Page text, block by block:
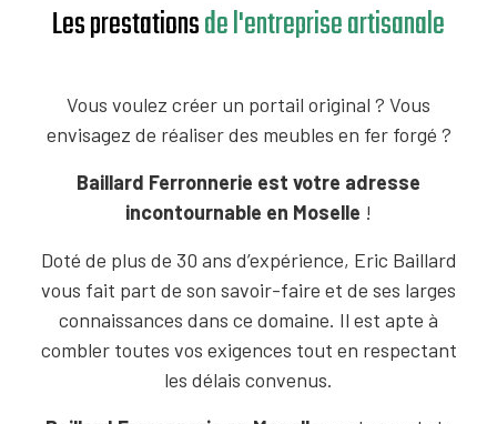
Les prestationsde l'entreprise artisanale
Vous voulez créer un portail original ? Vous
envisagez de réaliser des meubles en fer forgé ?
Baillard Ferronnerie est votre adresse
incontournable en Moselle !
Doté de plus de 30 ans d’expérience, Eric Baillard
vous fait part de son savoir-faire et de ses larges
connaissances dans ce domaine. Il est apte à
combler toutes vos exigences tout en respectant
les délais convenus.